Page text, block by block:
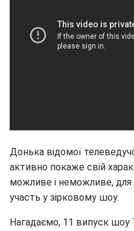
Донька відомої
активно покаже свій
можливе і неможливе,
участь у зірковому шоу.
Нагадаємо, 11 випуск шоу